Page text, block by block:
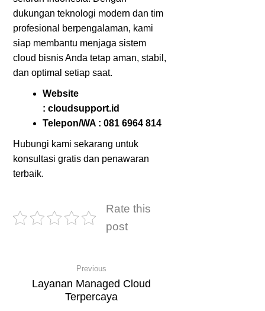
dukungan teknologi modern dan tim
profesional berpengalaman, kami
siap membantu menjaga sistem
cloud bisnis Anda tetap aman, stabil,
dan optimal setiap saat.
Website
:cloudsupport.id
Telepon/WA :081 6964 814
Hubungi kami sekarang untuk
konsultasi gratis dan penawaran
terbaik.
Rate this
post
Previous
Layanan Managed Cloud
Terpercaya